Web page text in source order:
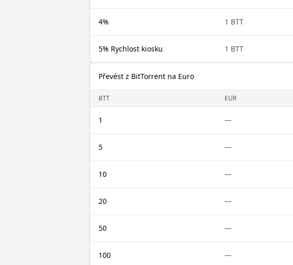
4% 1 BTT
5% Rychlost kiosku 1 BTT
Převést z BitTorrent na Euro
BTT EUR
1 —
5 —
10 —
20 —
50 —
100 —